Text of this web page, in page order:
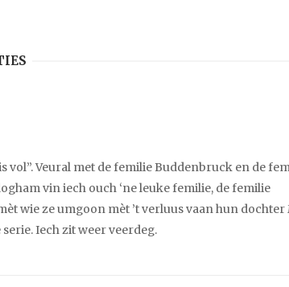
vol”. Veural met de femilie Buddenbruck en de
vin iech ouch ‘ne leuke femilie, de femilie
wie ze umgoon mèt ’t verluus vaan hun
Iech zit weer veerdeg.